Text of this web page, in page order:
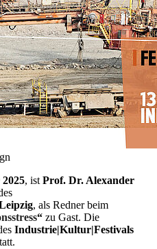
, ist Prof. Dr. Alexander
, als Redner beim
“ zu Gast. Die
Industrie|Kultur|Festivals